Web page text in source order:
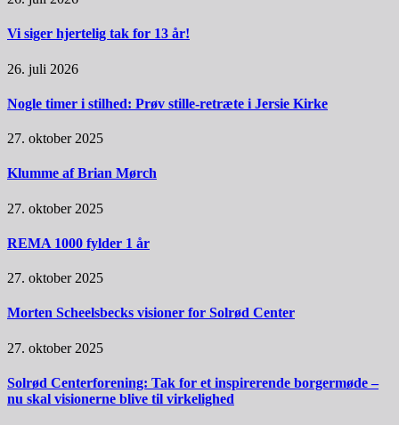
Vi siger hjertelig tak for 13 år!
26. juli 2026
Nogle timer i stilhed: Prøv stille-retræte i Jersie Kirke
27. oktober 2025
Klumme af Brian Mørch
27. oktober 2025
REMA 1000 fylder 1 år
27. oktober 2025
Morten Scheelsbecks visioner for Solrød Center
27. oktober 2025
Solrød Centerforening: Tak for et inspirerende borgermøde –
nu skal visionerne blive til virkelighed